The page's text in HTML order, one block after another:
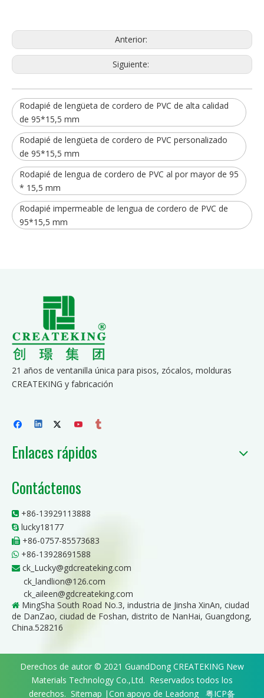
Anterior:
Siguiente:
Rodapié de lengüeta de cordero de PVC de alta calidad
de 95*15,5 mm
Rodapié de lengüeta de cordero de PVC personalizado
de 95*15,5 mm
Rodapié de lengua de cordero de PVC al por mayor de 95
* 15,5 mm
Rodapié impermeable de lengua de cordero de PVC de
95*15,5 mm
21 años de ventanilla única para pisos, zócalos, molduras
CREATEKING y fabricación
Enlaces rápidos
Contáctenos
 +86-13929113888
 lucky18177
 +86-0757-85573683
 +86-13928691588
 ck_Lucky@gdcreateking.com
ck_landlion@126.com
ck_aileen@gdcreateking.com
 MingSha South Road No.3, industria de Jinsha XinAn, ciudad
de DanZao, ciudad de Foshan, distrito de NanHai, Guangdong,
China.528216
Derechos de autor © 2021 GuandDong CREATEKING New
Materials Technology Co.,Ltd. Reservados todos los
derechos. Sitemap |Con apoyo de Leadong 粤ICP备